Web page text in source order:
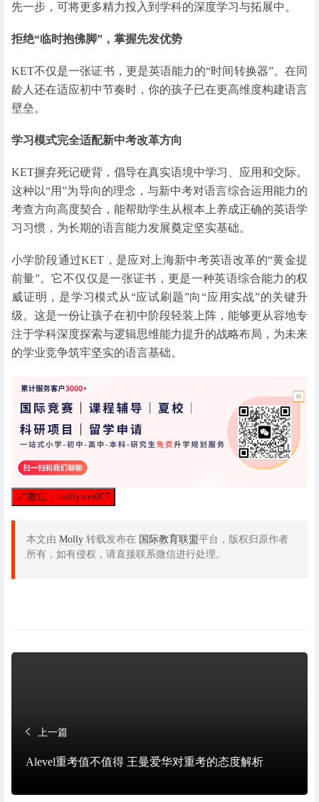
先一步，可将更多精力投入到学科的深度学习与拓展中。
拒绝“临时抱佛脚”，掌握先发优势
KET不仅是一张证书，更是英语能力的“时间转换器”。在同
龄人还在适应初中节奏时，你的孩子已在更高维度构建语言
壁垒。
学习模式完全适配新中考改革方向
KET摒弃死记硬背，倡导在真实语境中学习、应用和交际。
这种以“用”为导向的理念，与新中考对语言综合运用能力的
考查方向高度契合，能帮助学生从根本上养成正确的英语学
习习惯，为长期的语言能力发展奠定坚实基础。
小学阶段通过KET，是应对上海新中考英语改革的“黄金提
前量”。它不仅仅是一张证书，更是一种英语综合能力的权
威证明，是学习模式从“应试刷题”向“应用实战”的关键升
级。这是一份让孩子在初中阶段轻装上阵，能够更从容地专
注于学科深度探索与逻辑思维能力提升的战略布局，为未来
的学业竞争筑牢坚实的语言基础。
🔗微信：mollywei007
本文由 Molly 转载发布在 国际教育联盟平台，版权归原作者
所有，如有侵权，请直接联系微信进行处理。
上一篇
Alevel重考值不值得 王曼爱华对重考的态度解析